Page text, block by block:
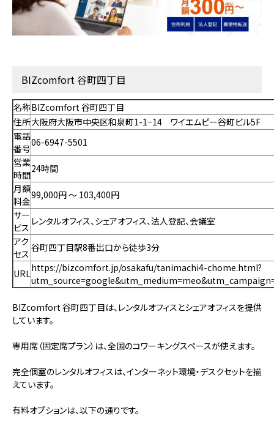
BIZcomfort 谷町四丁目
名称BIZcomfort 谷町四丁目
住所大阪府大阪市中央区和泉町1-1−14 ワイエムピー谷町ビル5F
電話
番号
06-6947-5501
営業
時間
24時間
月額
料金
99,000円 〜 103,400円
サー
ビス
レンタルオフィス、シェアオフィス、法人登記、会議室
アク
セス
谷町四丁目駅8番出口から徒歩3分
URLhttps://bizcomfort.jp/osakafu/tanimachi4-chome.html?
BIZcomfort 谷町四丁目は、レンタルオフィスとシェアオフィスを提供
しています。
専用席（固定席プラン）は、全国のコワーキングスペースが使えます。
完全個室のレンタルオフィスは、インターネット環境・デスクセットを揃
えています。
有料オプションは、以下の通りです。